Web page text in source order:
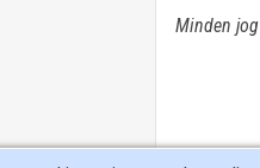
Minden